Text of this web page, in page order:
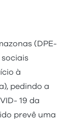
(DPE-
à
pedindo a
19 da
prevê uma